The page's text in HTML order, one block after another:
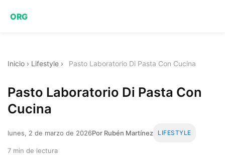
ORG
Inicio › Lifestyle › Pasto Laboratorio Di Pasta Con Cucina
Pasto Laboratorio Di Pasta Con
Cucina
lunes, 2 de marzo de 2026Por Rubén Martínez LIFESTYLE
7 min de lectura